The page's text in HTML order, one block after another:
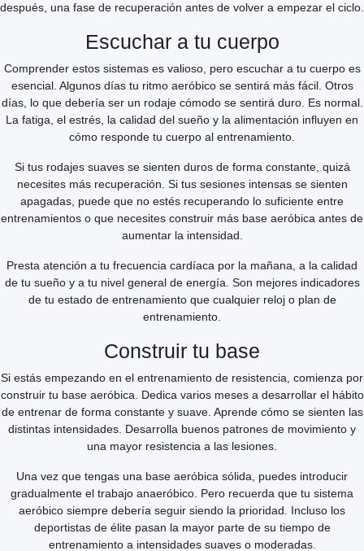
después, una fase de recuperación antes de volver a empezar el ciclo.
Escuchar a tu cuerpo
Comprender estos sistemas es valioso, pero escuchar a tu cuerpo es
esencial. Algunos días tu ritmo aeróbico se sentirá más fácil. Otros
días, lo que debería ser un rodaje cómodo se sentirá duro. Es normal.
La fatiga, el estrés, la calidad del sueño y la alimentación influyen en
cómo responde tu cuerpo al entrenamiento.
Si tus rodajes suaves se sienten duros de forma constante, quizá
necesites más recuperación. Si tus sesiones intensas se sienten
apagadas, puede que no estés recuperando lo suficiente entre
entrenamientos o que necesites construir más base aeróbica antes de
aumentar la intensidad.
Presta atención a tu frecuencia cardíaca por la mañana, a la calidad
de tu sueño y a tu nivel general de energía. Son mejores indicadores
de tu estado de entrenamiento que cualquier reloj o plan de
entrenamiento.
Construir tu base
Si estás empezando en el entrenamiento de resistencia, comienza por
construir tu base aeróbica. Dedica varios meses a desarrollar el hábito
de entrenar de forma constante y suave. Aprende cómo se sienten las
distintas intensidades. Desarrolla buenos patrones de movimiento y
una mayor resistencia a las lesiones.
Una vez que tengas una base aeróbica sólida, puedes introducir
gradualmente el trabajo anaeróbico. Pero recuerda que tu sistema
aeróbico siempre debería seguir siendo la prioridad. Incluso los
deportistas de élite pasan la mayor parte de su tiempo de
entrenamiento a intensidades suaves o moderadas.